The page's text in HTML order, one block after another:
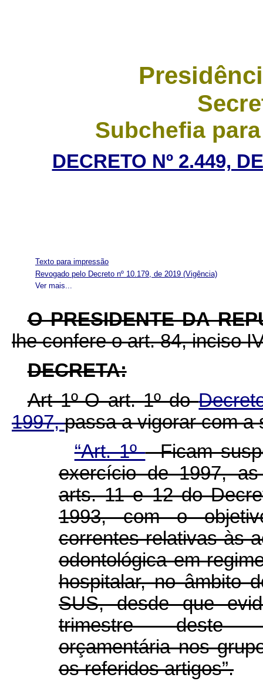
Subchefia
DECRETO Nº 2.449,
Texto para impressão
Ver mais...
Revogado pelo Decreto nº 10.179, de 2019 (Vigência)
O PRESIDENTE DA
lhe confere o art. 84, inciso
DECRETA:
Art 1º-O art. 1º do
1997,passa a vigorar com a
“Art. 1º- Ficam
exercício de 1997,
arts. 11 e 12 do
1993, com o
correntes relativas às
odontológica em
hospitalar, no âmbito
SUS, desde que
trimestre deste
orçamentária nos
os referidos artigos”.